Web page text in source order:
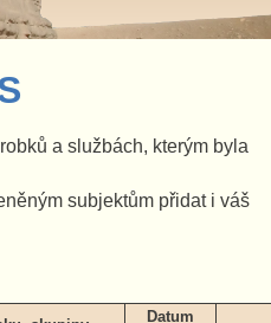
a službách, kterým byla
subjektům přidat i váš
Datum